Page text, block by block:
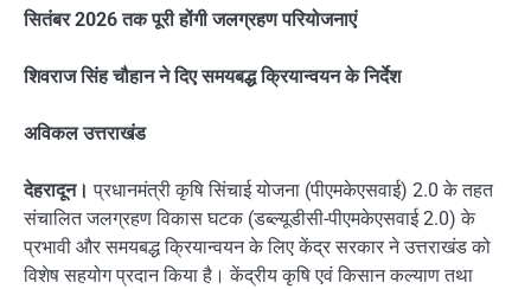
सितंबर 2026 तक पूरी होंगी जलग्रहण परियोजनाएं
शिवराज सिंह चौहान ने दिए समयबद्ध क्रियान्वयन के निर्देश
अविकल उत्तराखंड
देहरादून।प्रधानमंत्री कृषि सिंचाई योजना (पीएमकेएसवाई) 2.0 के तहत
संचालित जलग्रहण विकास घटक (डब्ल्यूडीसी-पीएमकेएसवाई 2.0) के
प्रभावी और समयबद्ध क्रियान्वयन के लिए केंद्र सरकार ने उत्तराखंड को
विशेष सहयोग प्रदान किया है। केंद्रीय कृषि एवं किसान कल्याण तथा